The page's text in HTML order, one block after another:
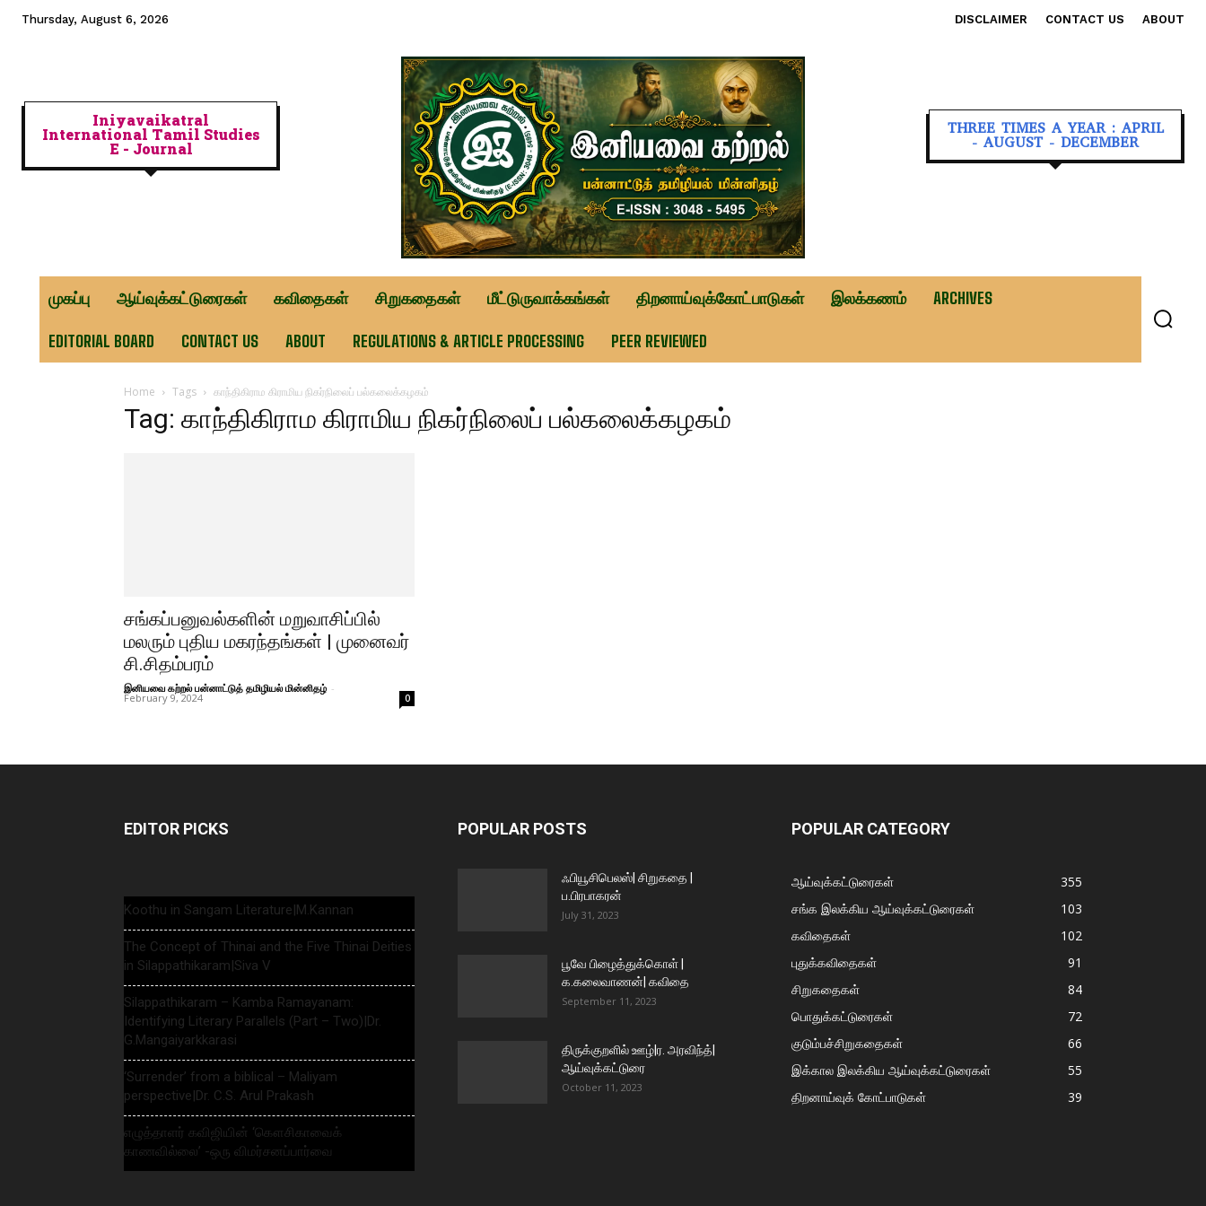
Thursday, August 6, 2026 DISCLAIMER CONTACT US ABOUT
Iniyavaikatral
International Tamil Studies
E - Journal
THREE TIMES A YEAR : APRIL
- AUGUST - DECEMBER
முகப்பு ஆய்வுக்கட்டுரைகள் கவிதைகள் சிறுகதைகள் மீட்டுருவாக்கங்கள் திறனாய்வுக்கோட்பாடுகள் இலக்கணம் ARCHIVES
EDITORIAL BOARD CONTACT US ABOUT REGULATIONS & ARTICLE PROCESSING PEER REVIEWED
Home Tags காந்திகிராம கிராமிய நிகர்நிலைப் பல்கலைக்கழகம்
Tag: காந்திகிராம கிராமிய நிகர்நிலைப் பல்கலைக்கழகம்
சங்கப்பனுவல்களின் மறுவாசிப்பில்
மலரும் புதிய மகரந்தங்கள் | முனைவர்
சி.சிதம்பரம்
இனியவை கற்றல் பன்னாட்டுத் தமிழியல் மின்னிதழ் -
February 9, 2024 0
EDITOR PICKS
Koothu in Sangam Literature|M.Kannan
The Concept of Thinai and the Five Thinai Deities
in Silappathikaram|Siva V
Silappathikaram – Kamba Ramayanam:
Identifying Literary Parallels (Part – Two)|Dr.
G.Mangaiyarkkarasi
‘Surrender’ from a biblical – Maliyam
perspective|Dr. C.S. Arul Prakash
எழுத்தாளர் கவிஜியின் ‘கௌசிகாவைக்
காணவில்லை’ -ஒரு விமர்சனப்பார்வை
POPULAR POSTS
ஃபியூசிபெலஸ்| சிறுகதை |
ப.பிரபாகரன்
July 31, 2023
பூவே பிழைத்துக்கொள் |
க.கலைவாணன்| கவிதை
September 11, 2023
திருக்குறளில் ஊழ்|ர. அரவிந்த்|
ஆய்வுக்கட்டுரை
October 11, 2023
POPULAR CATEGORY
ஆய்வுக்கட்டுரைகள்
355
சங்க இலக்கிய ஆய்வுக்கட்டுரைகள்
103
கவிதைகள்
102
புதுக்கவிதைகள்
91
சிறுகதைகள்
84
பொதுக்கட்டுரைகள்
72
குடும்பச்சிறுகதைகள்
66
இக்கால இலக்கிய ஆய்வுக்கட்டுரைகள்
55
திறனாய்வுக் கோட்பாடுகள்
39